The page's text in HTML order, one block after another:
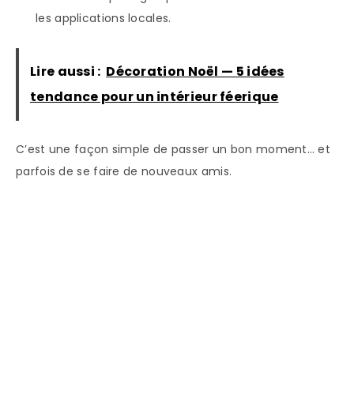
les applications locales.
Lire aussi : Décoration Noël — 5 idées
tendance pour un intérieur féerique
C’est une façon simple de passer un bon moment… et
parfois de se faire de nouveaux amis.